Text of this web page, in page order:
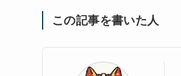
この記事を書いた人